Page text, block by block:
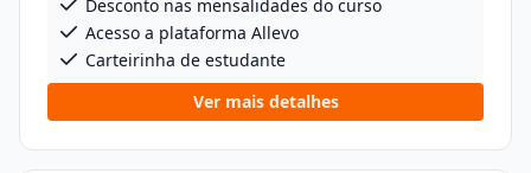
Desconto nas mensalidades do curso
Acesso a plataforma Allevo
Carteirinha de estudante
Ver mais detalhes